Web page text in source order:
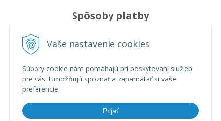
Vaše nastavenie cookies
Súbory cookie nám pomáhajú pri poskytovaní služieb
pre vás. Umožňujú spoznať a zapamätať si vaše
preferencie.
Prijať
Spôsoby platby
Platba bankovým prevodom
Ako nakupovať
Autorizované servisy